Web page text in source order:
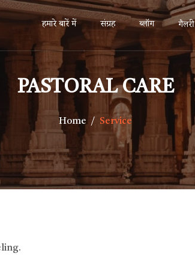
हमारे बारें में संग्रह ब्लॉग गैलरी
PASTORAL CARE
Home Service